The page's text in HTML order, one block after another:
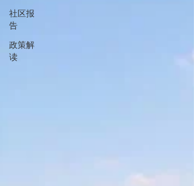
社区报
告
政策解
读